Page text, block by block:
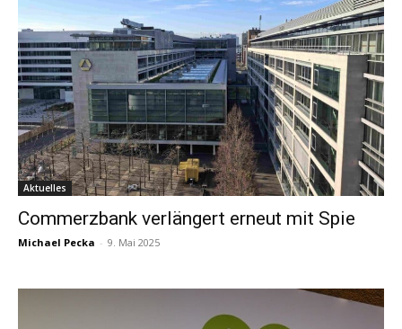
Aktuelles
Commerzbank verlängert erneut mit Spie
Michael Pecka - 9. Mai 2025